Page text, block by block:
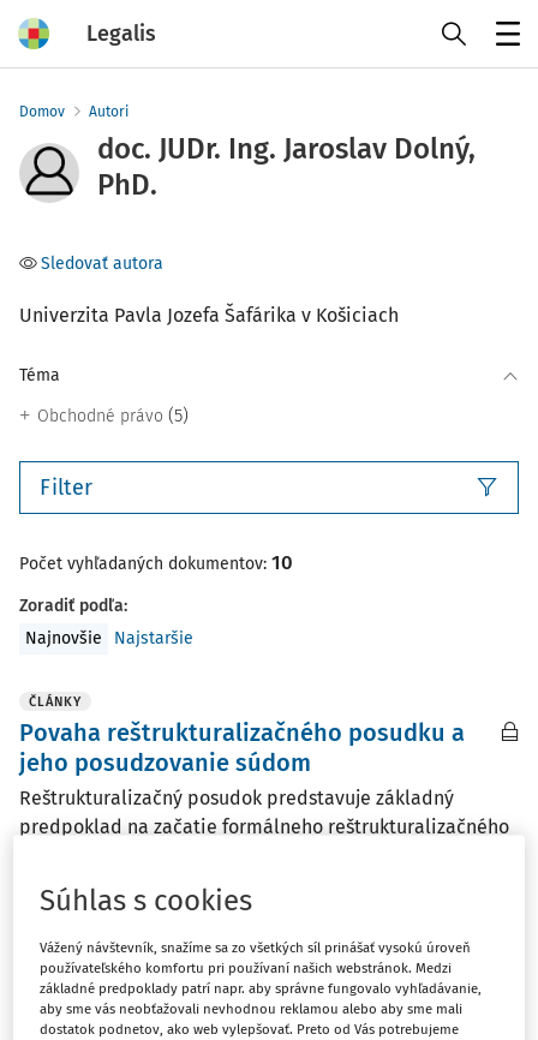
Legalis
Domov Autori
doc. JUDr. Ing. Jaroslav Dolný,
PhD.
Sledovať autora
Univerzita Pavla Jozefa Šafárika v Košiciach
Téma
Obchodné právo (5)
Filter
Počet vyhľadaných dokumentov: 10
Zoradiť podľa:
Najnovšie
Najstaršie
ČLÁNKY
Povaha reštrukturalizačného posudku a
jeho posudzovanie súdom
Reštrukturalizačný posudok predstavuje základný
predpoklad na začatie formálneho reštrukturalizačného
Vypracúva ho licencovaný správca a slúži ako odborný
podklad pre rozhodnutie súdu o tom, či má byť ...
doc. JUDr. Ing. Jaroslav Dolný PhD., JUDr. Jaroslav Macek
LL.M.
Vydané:12. 4. 2026 / 29 minút čítania
Súhlas s cookies
Vážený návštevník, snažíme sa zo všetkých síl prinášať vysokú úroveň
používateľského komfortu pri používaní našich webstránok. Medzi
základné predpoklady patrí napr. aby správne fungovalo vyhľadávanie,
aby sme vás neobťažovali nevhodnou reklamou alebo aby sme mali
dostatok podnetov, ako web vylepšovať. Preto od Vás potrebujeme